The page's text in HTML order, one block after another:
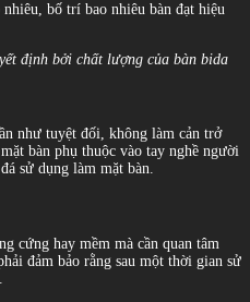
bố trí bao nhiêu bàn đạt hiệu
định bởi chất lượng của bàn bida
như tuyệt đối, không làm cản trở
bàn phụ thuộc vào tay nghề người
sử dụng làm mặt bàn.
cứng hay mềm mà cần quan tâm
đảm bảo rằng sau một thời gian sử